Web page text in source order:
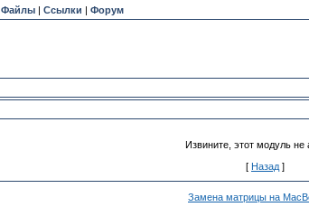
Файлы | Ссылки | Форум
Извините, этот модуль не
[ Назад ]
Замена матрицы на